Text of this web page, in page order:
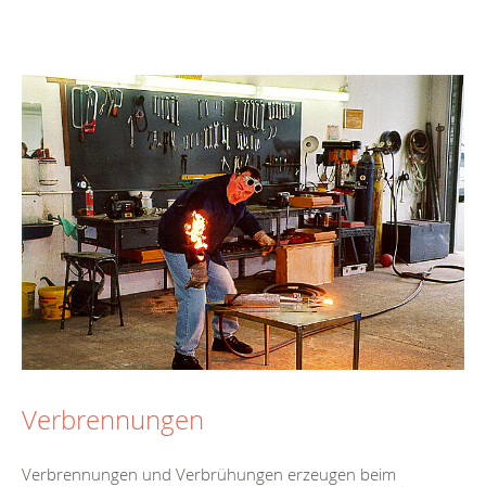
Verbrennungen
Verbrennungen und Verbrühungen erzeugen beim